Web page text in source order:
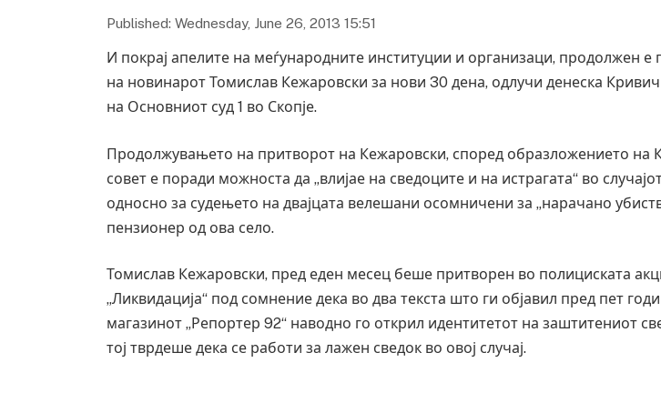
Published: Wednesday, June 26, 2013 15:51
И покрај апелите на меѓународните институции и организаци, продолжен е
на новинарот Томислав Кежаровски за нови 30 дена, одлучи денеска
на Основниот суд 1 во Скопје.
Продолжувањето на притворот на Кежаровски, според образложението на
совет е поради можноста да „влијае на сведоците и на истрагата“ во
односно за судењето на двајцата велешани осомничени за „нарачано
пензионер од ова село.
Томислав Кежаровски, пред еден месец беше притворен во полициската
„Ликвидација“ под сомнение дека во два текста што ги објавил пред пет
магазинот „Репортер 92“ наводно го открил идентитетот на заштитениот
тој тврдеше дека се работи за лажен сведок во овој случај.